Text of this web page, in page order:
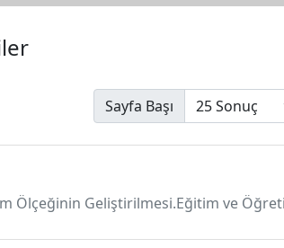
Sayfa Başı
Ölçeğinin Geliştirilmesi.Eğitim ve